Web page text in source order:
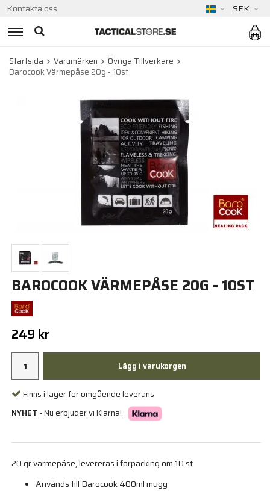
Kontakta oss SEK
Startsida Varumärken
Övriga Tillverkare
Barocook Värmepåse 20g - 10st
BAROCOOK VÄRMEPÅSE 20G - 10ST
249 kr
Lägg i varukorgen
Finns i lager för omgående leverans
NYHET - Nu erbjuder vi Klarna!
20 gr värmepåse, levereras i förpacking om 10 st
Används till Barocook 400ml mugg